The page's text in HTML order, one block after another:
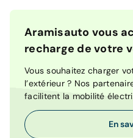
Aramisauto vous
recharge de votre
Vous souhaitez charger
l’extérieur ? Nos
facilitent la mobilité
En